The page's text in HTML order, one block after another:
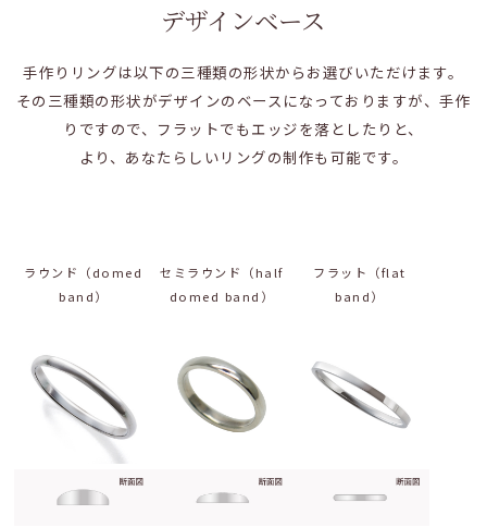
デザインベース
手作りリングは以下の三種類の形状からお選びいただけます。
その三種類の形状がデザインのベースになっておりますが、手作
りですので、フラットでもエッジを落としたりと、
より、あなたらしいリングの制作も可能です。
ラウンド（domed
band）
セミラウンド（half
domed band）
フラット（flat
band）